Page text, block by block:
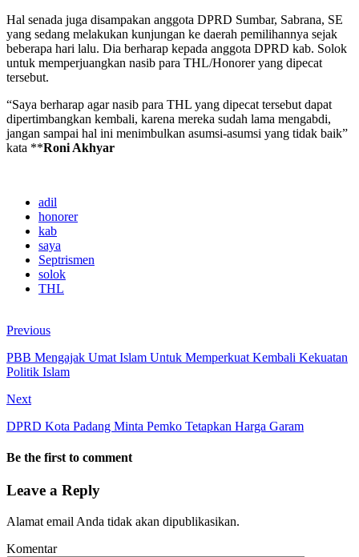
Hal senada juga disampakan anggota DPRD Sumbar, Sabrana, SE
yang sedang melakukan kunjungan ke daerah pemilihannya sejak
beberapa hari lalu. Dia berharap kepada anggota DPRD kab. Solok
untuk memperjuangkan nasib para THL/Honorer yang dipecat
tersebut.
“Saya berharap agar nasib para THL yang dipecat tersebut dapat
dipertimbangkan kembali, karena mereka sudah lama mengabdi,
jangan sampai hal ini menimbulkan asumsi-asumsi yang tidak baik”
kata **Roni Akhyar
adil
honorer
kab
saya
Septrismen
solok
THL
Previous
PBB Mengajak Umat Islam Untuk Memperkuat Kembali Kekuatan
Politik Islam
Next
DPRD Kota Padang Minta Pemko Tetapkan Harga Garam
Be the first to comment
Leave a Reply
Alamat email Anda tidak akan dipublikasikan.
Komentar